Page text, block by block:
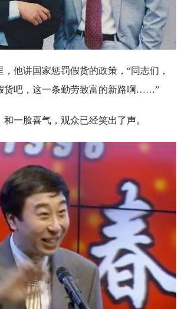
，他讲国家惩罚假货的政策，“同志们，
货吧，这一条勤劳致富的新路啊……”
一脸喜气，观众已经笑出了声。